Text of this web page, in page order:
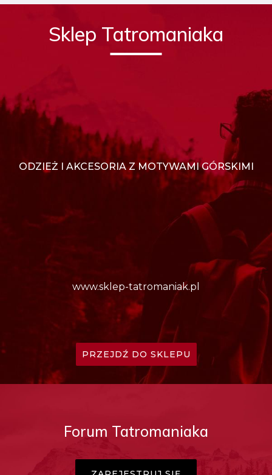
Sklep Tatromaniaka
ODZIEŻ I AKCESORIA Z MOTYWAMI GÓRSKIMI
www.sklep-tatromaniak.pl
PRZEJDŹ DO SKLEPU
Forum Tatromaniaka